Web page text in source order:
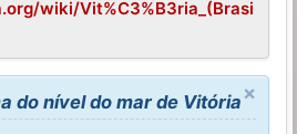
wiki/Vit%C3%B3ria_(Brasi
×
do nível do mar de Vitória